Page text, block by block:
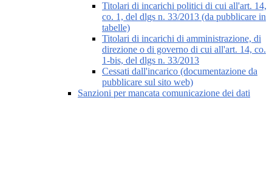
Titolari di incarichi politici di cui all'art. 14,
co. 1, del dlgs n. 33/2013 (da pubblicare in
tabelle)
Titolari di incarichi di amministrazione, di
direzione o di governo di cui all'art. 14, co.
1-bis, del dlgs n. 33/2013
Cessati dall'incarico (documentazione da
pubblicare sul sito web)
Sanzioni per mancata comunicazione dei dati